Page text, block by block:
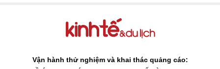
Vận hành thử nghiệm và khai thác quảng cáo: